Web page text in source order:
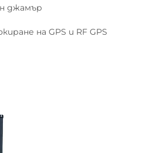
джамър
на GPS и RF GPS